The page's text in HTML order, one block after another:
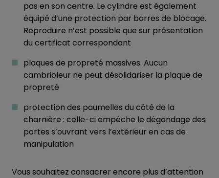
pas en son centre. Le cylindre est également
équipé d’une protection par barres de blocage.
Reproduire n’est possible que sur présentation
du certificat correspondant
plaques de propreté massives. Aucun
cambrioleur ne peut désolidariser la plaque de
propreté
protection des paumelles du côté de la
charnière : celle-ci empêche le dégondage des
portes s’ouvrant vers l’extérieur en cas de
manipulation
Vous souhaitez consacrer encore plus d’attention